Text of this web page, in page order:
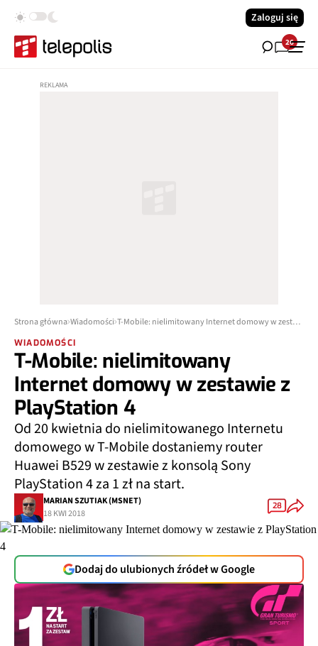
Zaloguj się
26
Strona główna Wiadomości T-Mobile: nielimitowany Internet domowy w zestawie z PlayStation 4
WIADOMOŚCI
T-Mobile: nielimitowany
Internet domowy w zestawie z
PlayStation 4
Od 20 kwietnia do nielimitowanego Internetu
domowego w T-Mobile dostaniemy router
Huawei B529 w zestawie z konsolą Sony
PlayStation 4 za 1 zł na start.
MARIAN SZUTIAK (MSNET)
18 KWI 2018
28
Dodaj do ulubionych źródeł w Google